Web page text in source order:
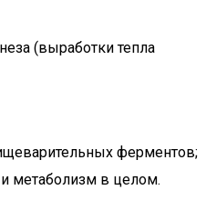
(выработки тепла
ферментов;
метаболизм в целом.